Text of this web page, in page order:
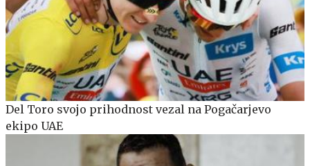
Del Toro svojo prihodnost vezal na Pogačarjevo
ekipo UAE